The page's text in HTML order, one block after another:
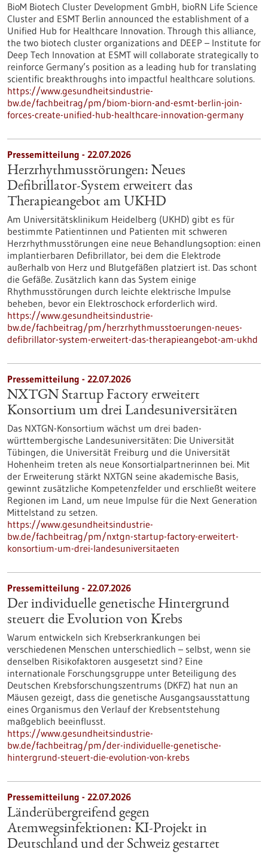
BioM Biotech Cluster Development GmbH, bioRN Life Science
Cluster and ESMT Berlin announced the establishment of a
Unified Hub for Healthcare Innovation. Through this alliance,
the two biotech cluster organizations and DEEP – Institute for
Deep Tech Innovation at ESMT will collaborate strategically to
reinforce Germany’s position as a leading hub for translating
scientific breakthroughs into impactful healthcare solutions.
https://www.gesundheitsindustrie-
bw.de/fachbeitrag/pm/biom-biorn-and-esmt-berlin-join-
forces-create-unified-hub-healthcare-innovation-germany
Pressemitteilung - 22.07.2026
Herzrhythmusstörungen: Neues
Defibrillator-System erweitert das
Therapieangebot am UKHD
Am Universitätsklinikum Heidelberg (UKHD) gibt es für
bestimmte Patientinnen und Patienten mit schweren
Herzrhythmusstörungen eine neue Behandlungsoption: einen
implantierbaren Defibrillator, bei dem die Elektrode
außerhalb von Herz und Blutgefäßen platziert ist. Das schont
die Gefäße. Zusätzlich kann das System einige
Rhythmusstörungen durch leichte elektrische Impulse
beheben, bevor ein Elektroschock erforderlich wird.
https://www.gesundheitsindustrie-
bw.de/fachbeitrag/pm/herzrhythmusstoerungen-neues-
defibrillator-system-erweitert-das-therapieangebot-am-ukhd
Pressemitteilung - 22.07.2026
NXTGN Startup Factory erweitert
Konsortium um drei Landesuniversitäten
Das NXTGN-Konsortium wächst um drei baden-
württembergische Landesuniversitäten: Die Universität
Tübingen, die Universität Freiburg und die Universität
Hohenheim treten als neue Konsortialpartnerinnen bei. Mit
der Erweiterung stärkt NXTGN seine akademische Basis,
gewinnt zusätzliche Kompetenzfelder und erschließt weitere
Regionen im Land, um neue Impulse für die Next Generation
Mittelstand zu setzen.
https://www.gesundheitsindustrie-
bw.de/fachbeitrag/pm/nxtgn-startup-factory-erweitert-
konsortium-um-drei-landesuniversitaeten
Pressemitteilung - 22.07.2026
Der individuelle genetische Hintergrund
steuert die Evolution von Krebs
Warum entwickeln sich Krebserkrankungen bei
verschiedenen Menschen unterschiedlich – selbst, wenn sie
denselben Risikofaktoren ausgesetzt sind? Eine
internationale Forschungsgruppe unter Beteiligung des
Deutschen Krebsforschungszentrums (DKFZ) hat nun an
Mäusen gezeigt, dass die genetische Ausgangsausstattung
eines Organismus den Verlauf der Krebsentstehung
maßgeblich beeinflusst.
https://www.gesundheitsindustrie-
bw.de/fachbeitrag/pm/der-individuelle-genetische-
hintergrund-steuert-die-evolution-von-krebs
Pressemitteilung - 22.07.2026
Länderübergreifend gegen
Atemwegsinfektionen: KI-Projekt in
Deutschland und der Schweiz gestartet